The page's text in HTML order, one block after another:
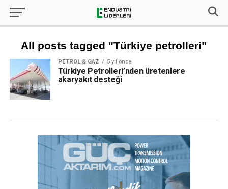
All posts tagged "Türkiye petrolleri"
PETROL & GAZ 5 yıl önce
Türkiye Petrolleri’nden üretenlere
akaryakıt desteği